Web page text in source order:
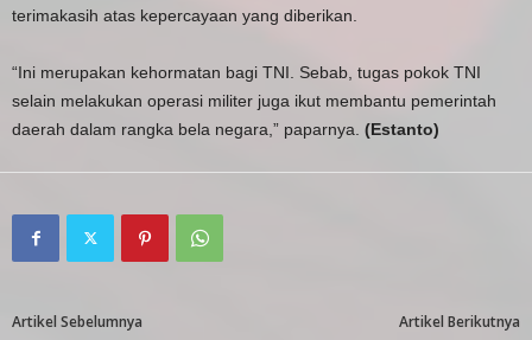
terimakasih atas kepercayaan yang diberikan.
“Ini merupakan kehormatan bagi TNI. Sebab, tugas pokok TNI
selain melakukan operasi militer juga ikut membantu pemerintah
daerah dalam rangka bela negara,” paparnya. (Estanto)
Artikel Sebelumnya Artikel Berikutnya